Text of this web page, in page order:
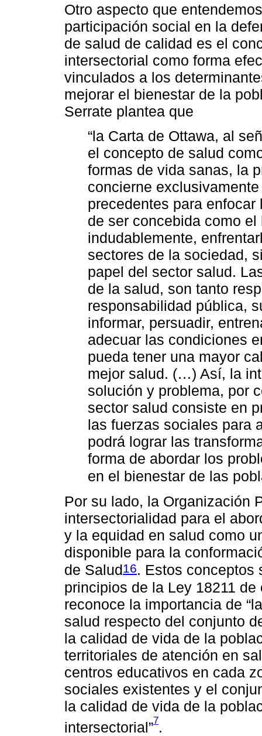
Otro aspecto que
participación social en la
de salud de calidad es el
intersectorial como forma
vinculados a los
mejorar el bienestar de la
Serrate plantea que
“la Carta de Ottawa, al
el concepto de salud
formas de vida sanas, la
concierne
precedentes para
de ser concebida como
indudablemente,
sectores de la sociedad,
papel del sector salud.
de la salud, son tanto
responsabilidad pública,
informar, persuadir,
adecuar las condiciones
pueda tener una mayor
mejor salud. (…) Así, la
solución y problema, por
sector salud consiste en
las fuerzas sociales para
podrá lograr las
forma de abordar los
en el bienestar de las
Por su lado, la Organización
intersectorialidad para el
y la equidad en salud como
disponible para la
de Salud 16. Estos conceptos
principios de la Ley 18211
reconoce la importancia de
salud respecto del conjunto
la calidad de vida de la
territoriales de atención en
centros educativos en cada
sociales existentes y el
la calidad de vida de la
intersectorial”7.